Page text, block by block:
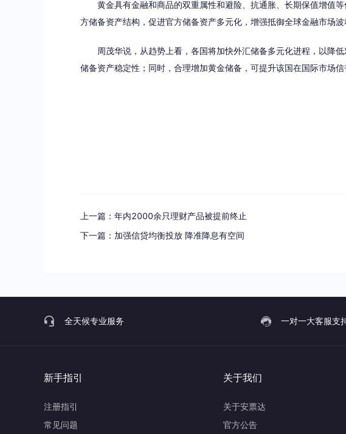
黄金具有金融和商品的双重属性和避险、抗通胀、长期保值增值等
方储备资产结构，促进官方储备资产多元化，增强抵御全球金融市场波
周茂华说，从趋势上看，各国将加快外汇储备多元化进程，以降低
储备资产稳定性；同时，合理增加黄金储备，可提升该国在国际市场信
上一篇： 年内2000余只理财产品被提前终止
下一篇： 加强信贷均衡投放 降准降息有空间
全天候专业服务 一对一大客服支
新手指引
注册指引
常见问题
关于我们
关于安票达
官方公告